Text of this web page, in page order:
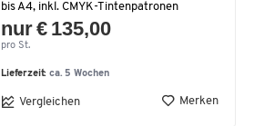
bis A4, inkl. CMYK-Tintenpatronen
nur € 135,00
pro St.
Lieferzeit:ca. 5 Wochen
Vergleichen Merken